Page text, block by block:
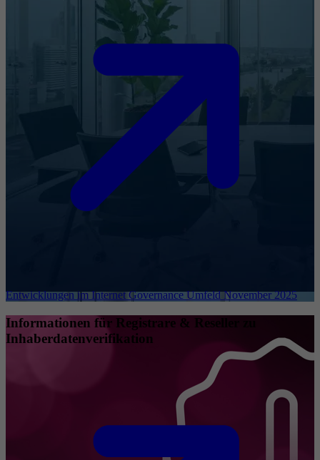
Entwicklungen im Internet Governance Umfeld November 2025
Informationen für Registrare & Reseller zu
Inhaberdatenverifikation